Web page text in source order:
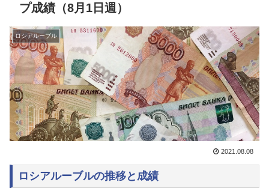
プ成績（8月1日週）
ロシアルーブル
2021.08.08
ロシアルーブルの推移と成績